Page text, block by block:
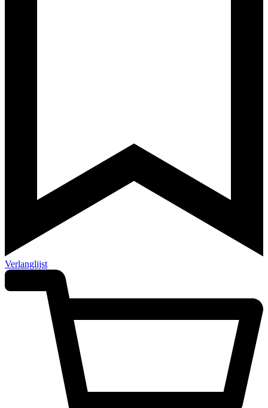
Verlanglijst